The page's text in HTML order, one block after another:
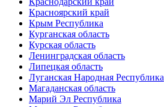
Красноярский край
Крым Республика
Курганская область
Курская область
Ленинградская область
Липецкая область
Луганская Народная Республика
Магаданская область
Марий Эл Республика